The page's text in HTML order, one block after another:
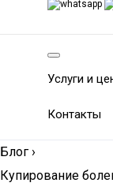
Услуги и
Контакты
Блог ›
Купирование